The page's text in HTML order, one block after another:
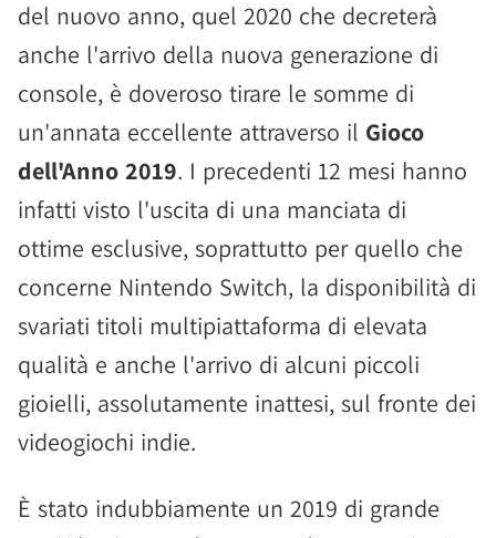
del nuovo anno, quel 2020 che decreterà
anche l'arrivo della nuova generazione di
console, è doveroso tirare le somme di
un'annata eccellente attraverso il Gioco
dell'Anno 2019. I precedenti 12 mesi hanno
infatti visto l'uscita di una manciata di
ottime esclusive, soprattutto per quello che
concerne Nintendo Switch, la disponibilità di
svariati titoli multipiattaforma di elevata
qualità e anche l'arrivo di alcuni piccoli
gioielli, assolutamente inattesi, sul fronte dei
videogiochi indie.
È stato indubbiamente un 2019 di grande